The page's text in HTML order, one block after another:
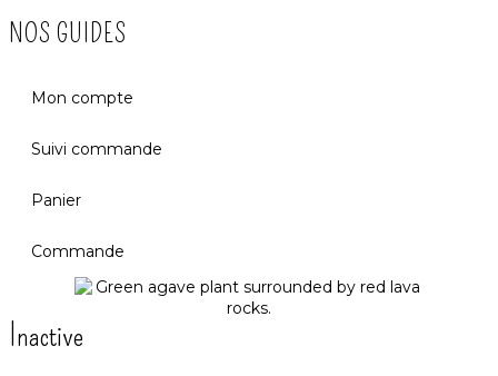
NOS GUIDES
Mon compte
Suivi commande
Panier
Commande
Inactive